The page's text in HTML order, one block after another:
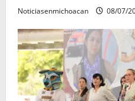
Noticiasenmichoacan 08/07/